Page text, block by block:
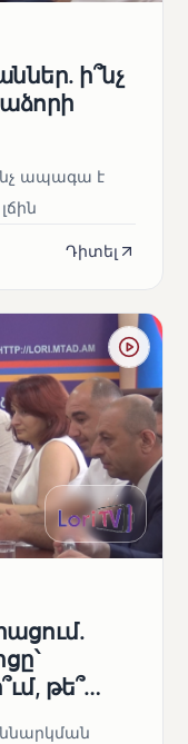
ի՞նչ
ապագա է
Դիտել
թե՞